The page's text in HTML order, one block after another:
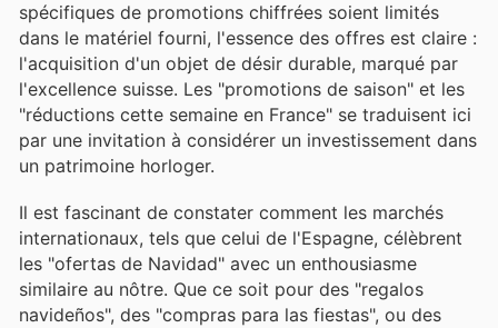
spécifiques de promotions chiffrées soient limités
dans le matériel fourni, l'essence des offres est claire :
l'acquisition d'un objet de désir durable, marqué par
l'excellence suisse. Les "promotions de saison" et les
"réductions cette semaine en France" se traduisent ici
par une invitation à considérer un investissement dans
un patrimoine horloger.
Il est fascinant de constater comment les marchés
internationaux, tels que celui de l'Espagne, célèbrent
les "ofertas de Navidad" avec un enthousiasme
similaire au nôtre. Que ce soit pour des "regalos
navideños", des "compras para las fiestas", ou des